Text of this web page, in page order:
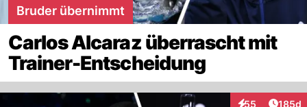
Bruder übernimmt
Carlos Alcaraz überrascht mit
Trainer-Entscheidung
55 185d